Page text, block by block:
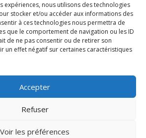
expériences, nous utilisons des technologies
stocker et/ou accéder aux informations des
à ces technologies nous permettra de
que le comportement de navigation ou les ID
de ne pas consentir ou de retirer son
un effet négatif sur certaines caractéristiques
Accepter
Refuser
Voir les préférences